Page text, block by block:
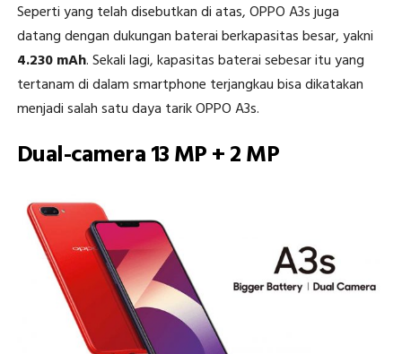
Seperti yang telah disebutkan di atas, OPPO A3s juga
datang dengan dukungan baterai berkapasitas besar, yakni
4.230 mAh. Sekali lagi, kapasitas baterai sebesar itu yang
tertanam di dalam smartphone terjangkau bisa dikatakan
menjadi salah satu daya tarik OPPO A3s.
Dual-camera 13 MP + 2 MP